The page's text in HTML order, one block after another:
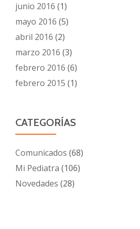
junio 2016 (1)
mayo 2016 (5)
abril 2016 (2)
marzo 2016 (3)
febrero 2016 (6)
febrero 2015 (1)
CATEGORÍAS
Comunicados (68)
Mi Pediatra (106)
Novedades (28)